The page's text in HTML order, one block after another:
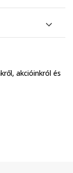
akcióinkról és